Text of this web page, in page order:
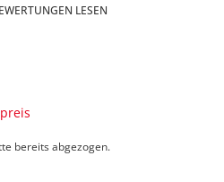
LESEN
bereits abgezogen.